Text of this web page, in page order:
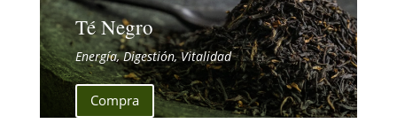
Té Negro
Energía, Digestión, Vitalidad
Compra